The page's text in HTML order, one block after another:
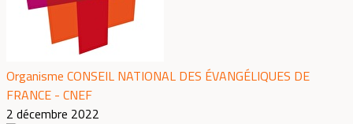
Organisme CONSEIL NATIONAL DES ÉVANGÉLIQUES DE
FRANCE - CNEF
2 décembre 2022